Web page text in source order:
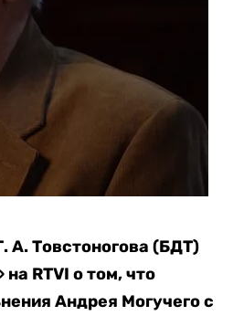
А. Товстоногова (БДТ)
RTVI о том, что
Андрея Могучего с